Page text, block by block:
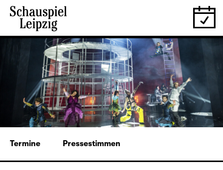
Termine Pressestimmen